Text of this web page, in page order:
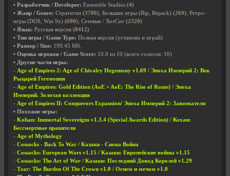
• Разработчик / Developer: Ensemble Studios (4)
• Жанр / Genre: Стратегии (3780); Большие игры (Rip, Repack) (269); Ретро-
игры (DOS, Win 9x) (690); Сетевые / ХотСит (2320)
• Язык: Русская версия (8412)
• Тип игры / Game Type: Полная версия (установи и играй)
• Размер / Size: 199.45 Мб.
• Оценка игроков / Game Score: 10.0 из 10 (всего голосов: 10)
• Другие части игры:
- Age of Empires 2: Age of Chivalry Hegemony v1.69 / Эпоха Империй 2: Век
Рыцарей Гегемония
- Age of Empires: Gold Edition (AoE + AoE: The Rise of Rome) / Эпоха
Империй. Золотая коллекция
- Age of Empires II: Conquerors Expansion/ Эпоха Империй 2: Завоеватели
• Похожие игры:
- Kohan: Immortal Sovereigns v1.3.4 (Special Awards Edition) / Кохан:
Бессмертные правители
- Age of Mythology
- Cossacks - Back To War / Казаки - Снова Война
- Cossacks: European Wars v1.15 / Казаки: Европейские войны v1.15
- Cossacks: The Art of War / Казаки: Последний Довод Королей v1.29
- Tzar: The Burden Of The Crown v1.0 / Огнем и мечом v1.0